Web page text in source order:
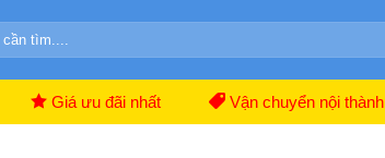
Giá ưu đãi nhất Vận chuyển nội thành